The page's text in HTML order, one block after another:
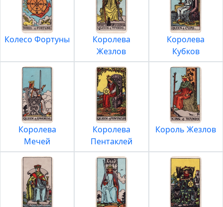
Колесо Фортуны
Королева
Жезлов
Королева
Кубков
Королева
Мечей
Королева
Пентаклей
Король Жезлов